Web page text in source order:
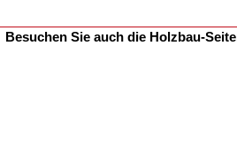
Besuchen Sie auch die Holzbau-